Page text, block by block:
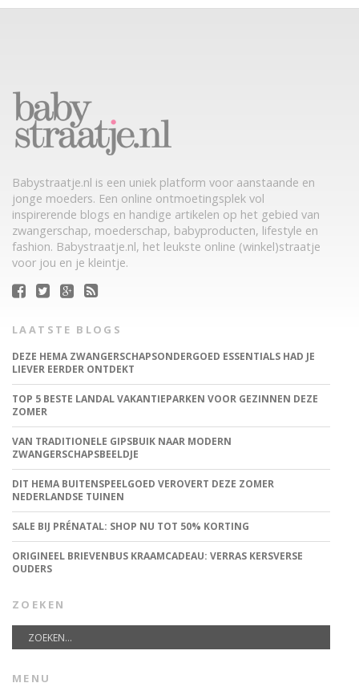
Babystraatje.nl is een uniek platform voor aanstaande en
jonge moeders. Een online ontmoetingsplek vol
inspirerende blogs en handige artikelen op het gebied van
zwangerschap, moederschap, babyproducten, lifestyle en
fashion. Babystraatje.nl, het leukste online (winkel)straatje
voor jou en je kleintje.
LAATSTE BLOGS
DEZE HEMA ZWANGERSCHAPSONDERGOED ESSENTIALS HAD JE
LIEVER EERDER ONTDEKT
TOP 5 BESTE LANDAL VAKANTIEPARKEN VOOR GEZINNEN DEZE
ZOMER
VAN TRADITIONELE GIPSBUIK NAAR MODERN
ZWANGERSCHAPSBEELDJE
DIT HEMA BUITENSPEELGOED VEROVERT DEZE ZOMER
NEDERLANDSE TUINEN
SALE BIJ PRÉNATAL: SHOP NU TOT 50% KORTING
ORIGINEEL BRIEVENBUS KRAAMCADEAU: VERRAS KERSVERSE
OUDERS
ZOEKEN
MENU